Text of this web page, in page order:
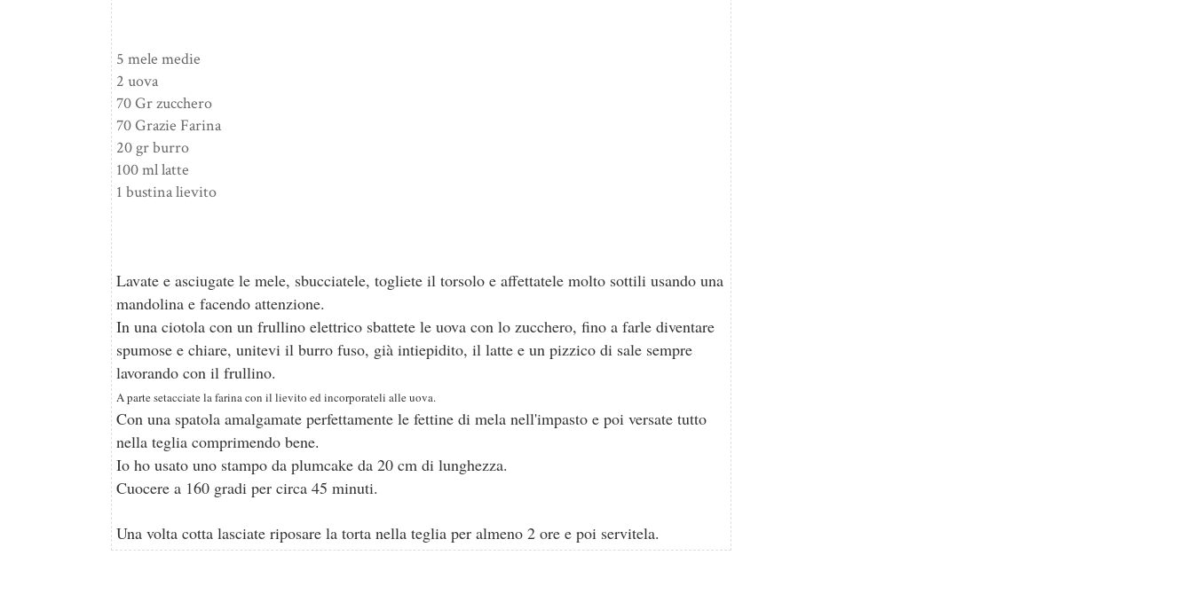
5 mele medie
2 uova
70 Gr zucchero
70 Grazie Farina
20 gr burro
100 ml latte
1 bustina lievito
Lavate e asciugate le mele, sbucciatele, togliete il torsolo e affettatele molto sottili usando una
mandolina e facendo attenzione.
In una ciotola con un frullino elettrico sbattete le uova con lo zucchero, fino a farle diventare
spumose e chiare, unitevi il burro fuso, già intiepidito, il latte e un pizzico di sale sempre
lavorando con il frullino.
A parte setacciate la farina con il lievito ed incorporateli alle uova.
Con una spatola amalgamate perfettamente le fettine di mela nell'impasto e poi versate tutto
nella teglia comprimendo bene.
Io ho usato uno stampo da plumcake da 20 cm di lunghezza.
Cuocere a 160 gradi per circa 45 minuti.
Una volta cotta lasciate riposare la torta nella teglia per almeno 2 ore e poi servitela.